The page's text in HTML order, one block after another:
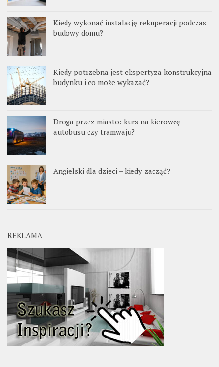
Kiedy wykonać instalację rekuperacji podczas
budowy domu?
Kiedy potrzebna jest ekspertyza konstrukcyjna
budynku i co może wykazać?
Droga przez miasto: kurs na kierowcę
autobusu czy tramwaju?
Angielski dla dzieci – kiedy zacząć?
REKLAMA